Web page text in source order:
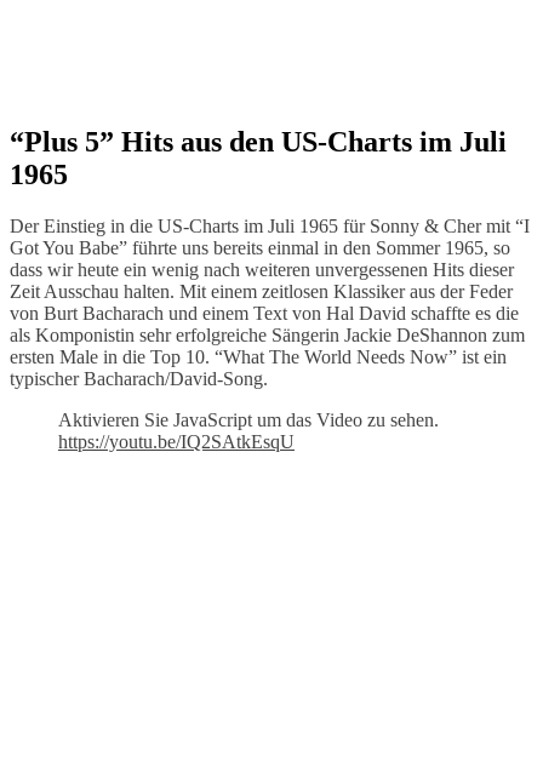
“Plus 5” Hits aus den US-Charts im Juli
1965
Der Einstieg in die US-Charts im Juli 1965 für Sonny & Cher mit “I
Got You Babe” führte uns bereits einmal in den Sommer 1965, so
dass wir heute ein wenig nach weiteren unvergessenen Hits dieser
Zeit Ausschau halten. Mit einem zeitlosen Klassiker aus der Feder
von Burt Bacharach und einem Text von Hal David schaffte es die
als Komponistin sehr erfolgreiche Sängerin Jackie DeShannon zum
ersten Male in die Top 10. “What The World Needs Now” ist ein
typischer Bacharach/David-Song.
Aktivieren Sie JavaScript um das Video zu sehen.
https://youtu.be/IQ2SAtkEsqU